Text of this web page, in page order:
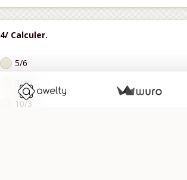
4/ Calculer.
5/6
3/10
10/3